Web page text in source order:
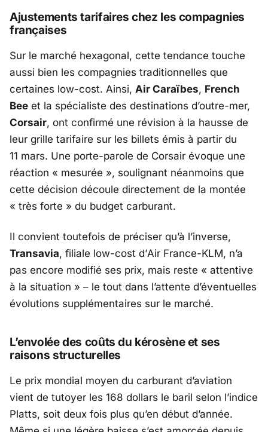
Ajustements tarifaires chez les compagnies
françaises
Sur le marché hexagonal, cette tendance touche
aussi bien les compagnies traditionnelles que
certaines low-cost. Ainsi, Air Caraïbes, French
Bee et la spécialiste des destinations d’outre-mer,
Corsair, ont confirmé une révision à la hausse de
leur grille tarifaire sur les billets émis à partir du
11 mars. Une porte-parole de Corsair évoque une
réaction « mesurée », soulignant néanmoins que
cette décision découle directement de la montée
« très forte » du budget carburant.
Il convient toutefois de préciser qu’à l’inverse,
Transavia, filiale low-cost d’Air France-KLM, n’a
pas encore modifié ses prix, mais reste « attentive
à la situation » – le tout dans l’attente d’éventuelles
évolutions supplémentaires sur le marché.
L’envolée des coûts du kérosène et ses
raisons structurelles
Le prix mondial moyen du carburant d’aviation
vient de tutoyer les 168 dollars le baril selon l’indice
Platts, soit deux fois plus qu’en début d’année.